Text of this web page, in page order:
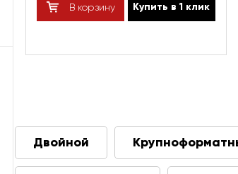
В корзину Купить в 1 клик
Двойной